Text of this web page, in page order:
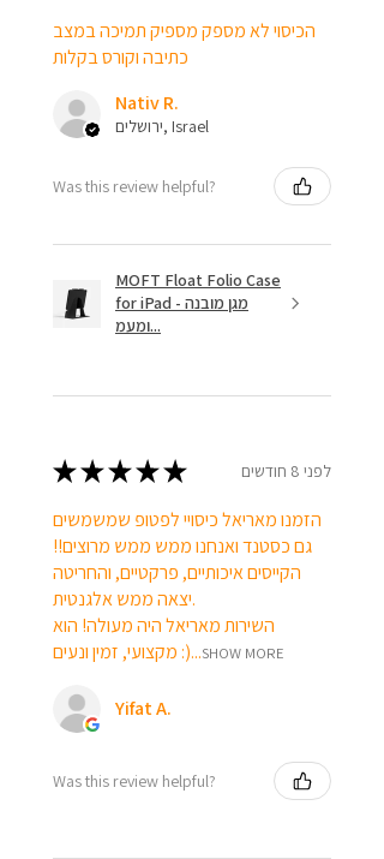
הכיסוי לא מספק מספיק תמיכה במצב
כתיבה וקורס בקלות
Nativ R.
ירושלים, Israel
Was this review helpful?
MOFT Float Folio Case
for iPad - מגן מובנה
ומעמ...
★★★★★ לפני 8 חודשים
הזמנו מאריאל כיסויי לפטופ שמשמשים
גם כסטנד ואנחנו ממש ממש מרוצים!!
הקייסים איכותיים, פרקטיים, והחריטה
יצאה ממש אלגנטית.
השירות מאריאל היה מעולה! הוא
מקצועי, זמין ונעים :)...SHOW MORE
Yifat A.
Was this review helpful?